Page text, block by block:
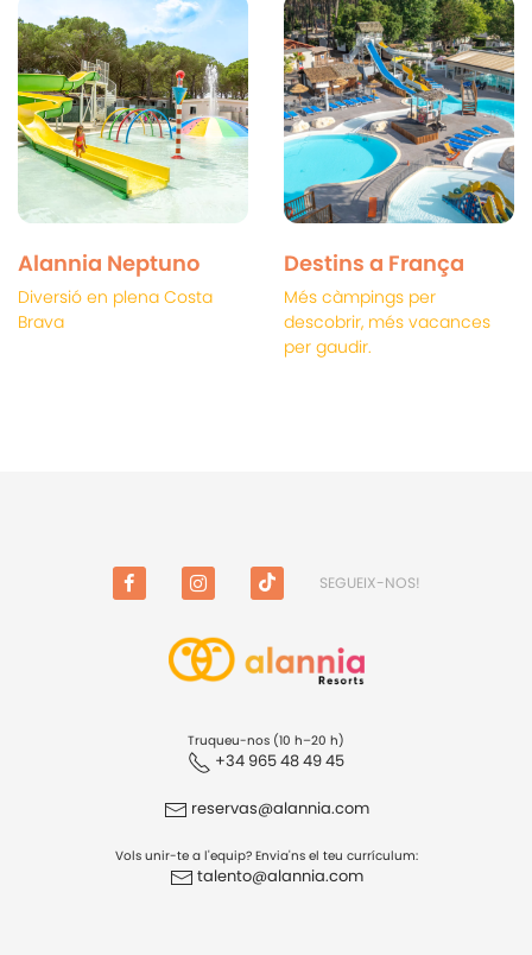
Alannia Neptuno
Diversió en plena Costa
Brava
Destins a França
Més càmpings per
descobrir, més vacances
per gaudir.
FACEBOOK INSTAGRAMTIKTOK SEGUEIX-NOS!
Truqueu-nos (10 h–20 h)
+34 965 48 49 45
reservas@alannia.com
Vols unir-te a l'equip? Envia'ns el teu currículum:
talento@alannia.com